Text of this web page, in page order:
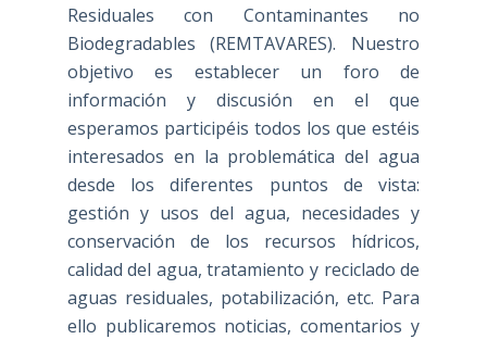
Residuales con Contaminantes no
Biodegradables (REMTAVARES). Nuestro
objetivo es establecer un foro de
información y discusión en el que
esperamos participéis todos los que estéis
interesados en la problemática del agua
desde los diferentes puntos de vista:
gestión y usos del agua, necesidades y
conservación de los recursos hídricos,
calidad del agua, tratamiento y reciclado de
aguas residuales, potabilización, etc. Para
ello publicaremos noticias, comentarios y